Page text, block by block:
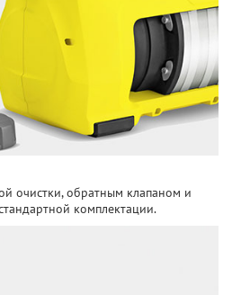
очистки, обратным клапаном и
комплектации.